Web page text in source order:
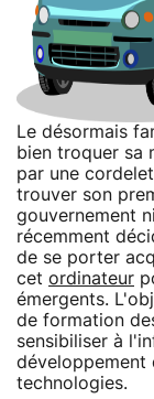
Le désormais
bien troquer sa
par une
trouver son
gouvernement
récemment
de se porter
cet ordinateur
émergents.
de formation
sensibiliser à
développement
technologies.